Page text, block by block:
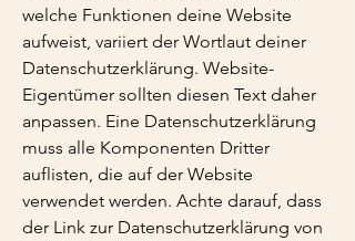
welche Funktionen deine Website
aufweist, variiert der Wortlaut deiner
Datenschutzerklärung. Website-
Eigentümer sollten diesen Text daher
anpassen. Eine Datenschutzerklärung
muss alle Komponenten Dritter
auflisten, die auf der Website
verwendet werden. Achte darauf, dass
der Link zur Datenschutzerklärung von